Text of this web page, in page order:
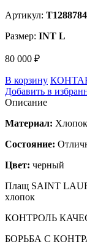
Артикул:
Размер: INT L
80 000 ₽
В корзину
Добавить в
Описание
Материал: Хлопок
Состояние:
Цвет: черный
Плащ SAINT
хлопок
КОНТРОЛЬ
БОРЬБА С